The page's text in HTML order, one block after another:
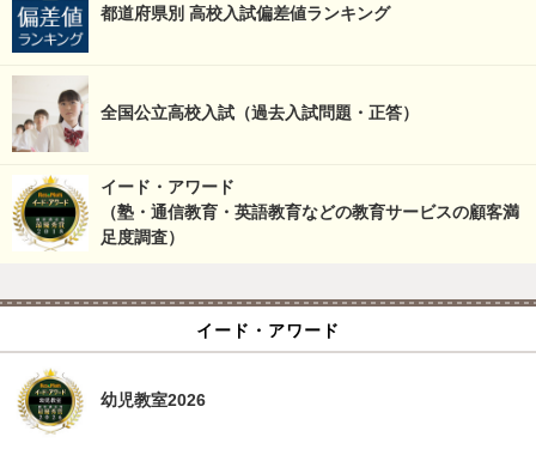
都道府県別 高校入試偏差値ランキング
全国公立高校入試（過去入試問題・正答）
イード・アワード
（塾・通信教育・英語教育などの教育サービスの顧客満
足度調査）
イード・アワード
幼児教室2026